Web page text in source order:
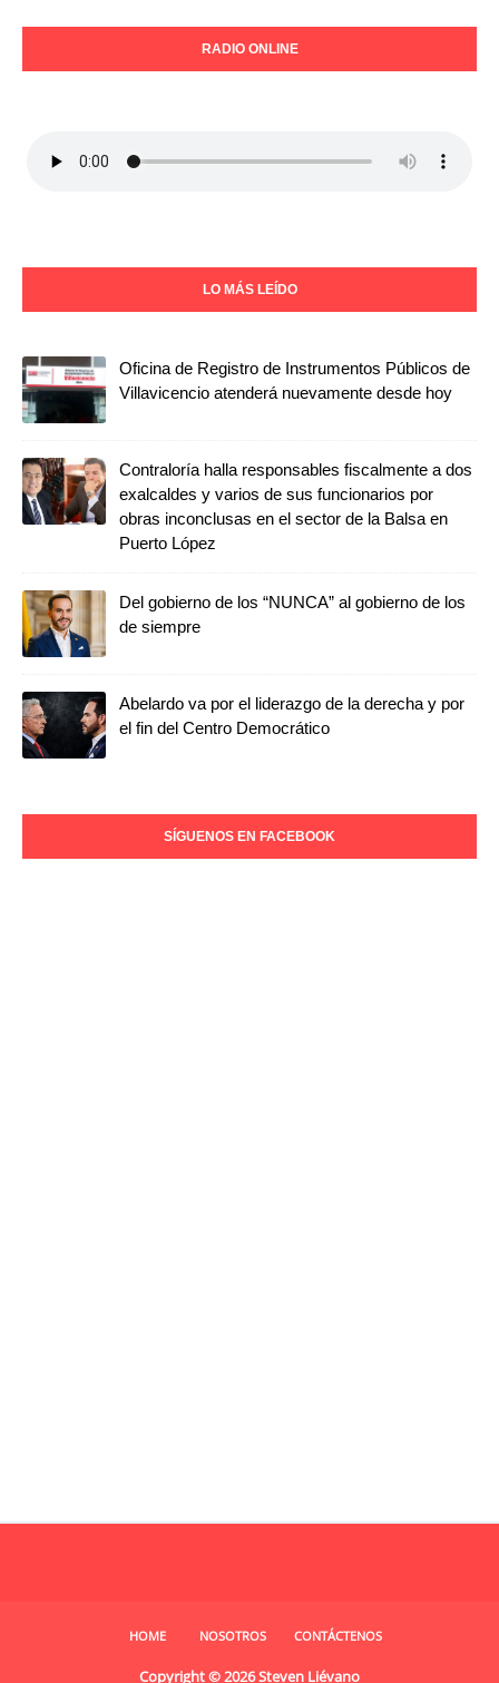
RADIO ONLINE
LO MÁS LEÍDO
Oficina de Registro de Instrumentos Públicos de
Villavicencio atenderá nuevamente desde hoy
Contraloría halla responsables fiscalmente a dos
exalcaldes y varios de sus funcionarios por
obras inconclusas en el sector de la Balsa en
Puerto López
Del gobierno de los “NUNCA” al gobierno de los
de siempre
Abelardo va por el liderazgo de la derecha y por
el fin del Centro Democrático
SÍGUENOS EN FACEBOOK
HOME NOSOTROS CONTÁCTENOS
Copyright ©2026Steven Liévano